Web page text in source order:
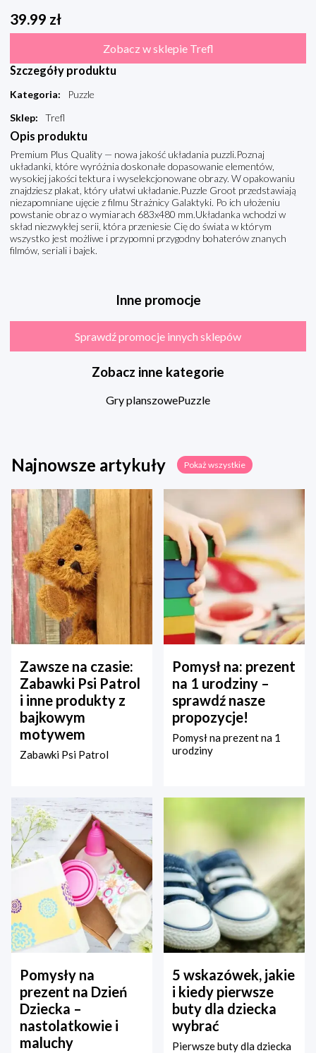
39.99 zł
Zobacz w sklepie Trefl
Szczegóły produktu
Kategoria:
Puzzle
Sklep: Trefl
Opis produktu
Premium Plus Quality — nowa jakość układania puzzli.Poznaj
układanki, które wyróżnia doskonałe dopasowanie elementów,
wysokiej jakości tektura i wyselekcjonowane obrazy. W opakowaniu
znajdziesz plakat, który ułatwi układanie.Puzzle Groot przedstawiają
niezapomniane ujęcie z filmu Strażnicy Galaktyki. Po ich ułożeniu
powstanie obraz o wymiarach 683x480 mm.Układanka wchodzi w
skład niezwykłej serii, która przeniesie Cię do świata w którym
wszystko jest możliwe i przypomni przygodny bohaterów znanych
filmów, seriali i bajek.
Inne promocje
Sprawdź promocje innych sklepów
Zobacz inne kategorie
Gry planszowePuzzle
Najnowsze artykuły Pokaż wszystkie
Zawsze na czasie:
Zabawki Psi Patrol
i inne produkty z
bajkowym
motywem
Zabawki Psi Patrol
Pomysł na: prezent
na 1 urodziny –
sprawdź nasze
propozycje!
Pomysł na prezent na 1
urodziny
Pomysły na
prezent na Dzień
Dziecka –
nastolatkowie i
maluchy
5 wskazówek, jakie
i kiedy pierwsze
buty dla dziecka
wybrać
Pierwsze buty dla dziecka